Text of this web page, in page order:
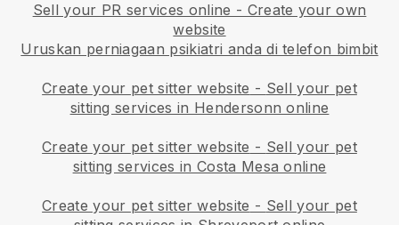
Sell your PR services online - Create your own
website
Uruskan perniagaan psikiatri anda di telefon bimbit
Create your pet sitter website - Sell your pet
sitting services in Hendersonn online
Create your pet sitter website - Sell your pet
sitting services in Costa Mesa online
Create your pet sitter website - Sell your pet